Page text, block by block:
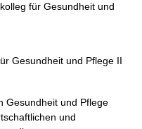
für Gesundheit und
Gesundheit und Pflege II
Gesundheit und Pflege
und